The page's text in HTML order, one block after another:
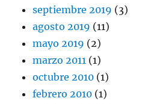
septiembre 2019 (3)
agosto 2019 (11)
mayo 2019 (2)
marzo 2011 (1)
octubre 2010 (1)
febrero 2010 (1)